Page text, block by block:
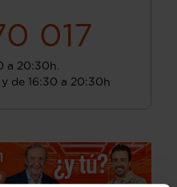
017
a 20:30h.
de 16:30 a 20:30h